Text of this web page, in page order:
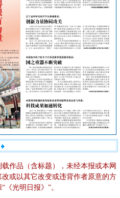
作品（含标题），未经本报或本网
或以其它改变或违背作者原意的方
《光明日报》”。